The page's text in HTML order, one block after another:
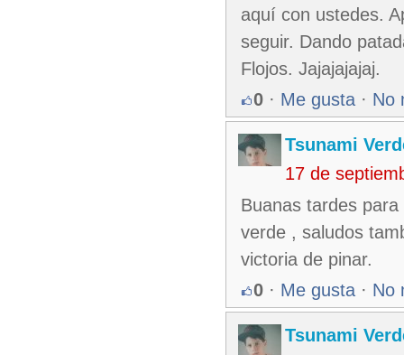
aquí con ustedes.
seguir. Dando
Flojos. Jajajajajaj.
0 · Me gusta · No
Tsunami
17 de
Buanas tardes
verde , saludos
victoria de pinar.
0 · Me gusta · No
Tsunami